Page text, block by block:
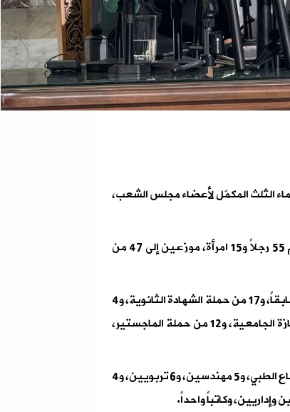
الثلث المكمّل لأعضاء مجلس الشعب،
وحسب صحيفة” الثورة” تتألف القائمة من 70 اسماً، بينهم 55 رجلاً و15 امرأة، موزعين إلى 47 من
وتضم القائمة 5 من ذوي الاحتياجات الخاصة، و13 معتقلاً سابقاً، و17 من حملة الشهادة الثانوية، و4
من حملة المعاهد، و2 من حملة الدبلوم، و18 من حملة الإجازة الجامعية، و12 من حملة الماجستير،
وتشمل القائمة أيضاً 4 حقوقيين، و7 من العاملين في القطاع الطبي، و5 مهندسين، و6 تربويين، و4